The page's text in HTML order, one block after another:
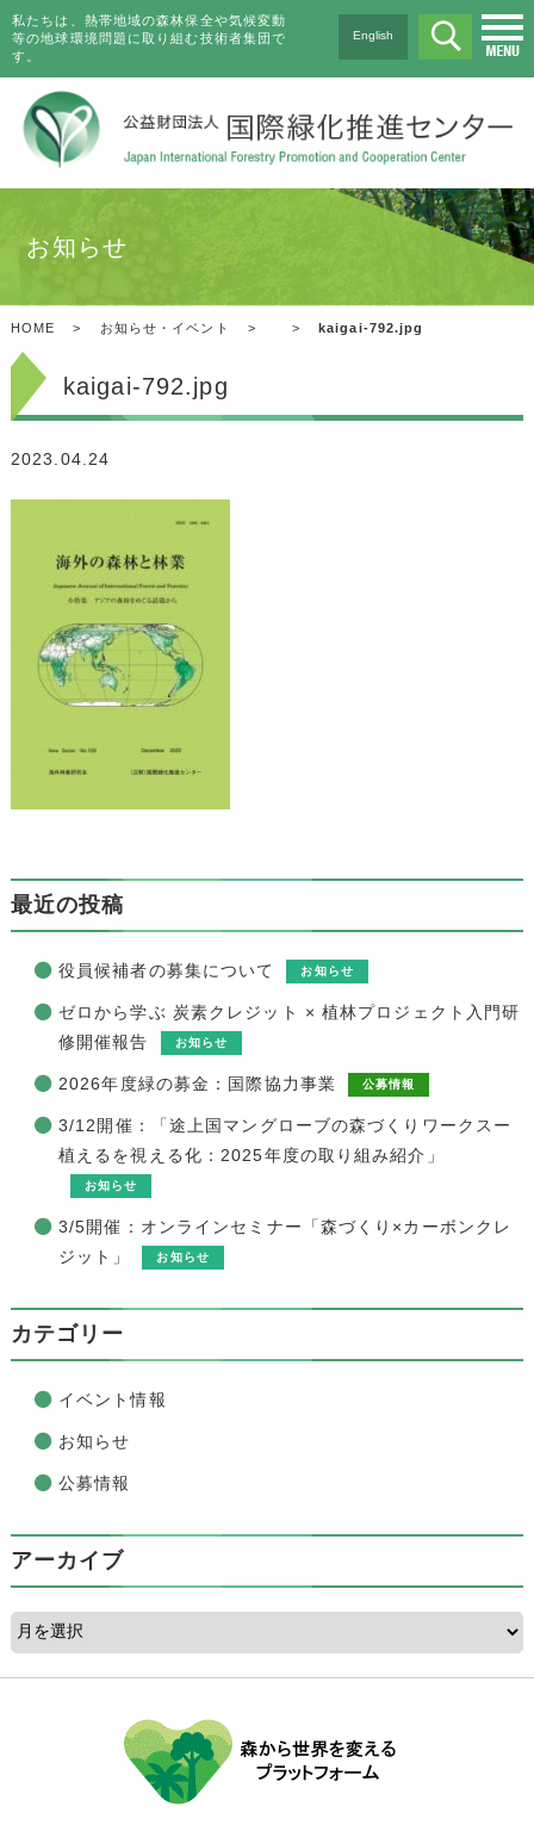
私たちは、熱帯地域の森林保全や気候変動
等の地球環境問題に取り組む技術者集団で
す。
English
お知らせ
HOME > お知らせ・イベント > > kaigai-792.jpg
kaigai-792.jpg
2023.04.24
最近の投稿
役員候補者の募集について お知らせ
ゼロから学ぶ 炭素クレジット × 植林プロジェクト入門研
修開催報告
お知らせ
2026年度緑の募金：国際協力事業 公募情報
3/12開催：「途上国マングローブの森づくりワークスー
植えるを視える化：2025年度の取り組み紹介」
お知らせ
3/5開催：オンラインセミナー「森づくり×カーボンクレ
ジット」
お知らせ
カテゴリー
イベント情報
お知らせ
公募情報
アーカイブ